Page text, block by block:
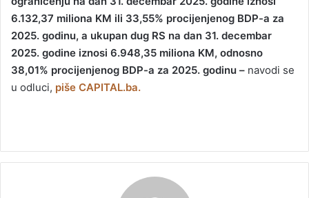
6.132,37 miliona KM ili 33,55% procijenjenog BDP-a za
2025. godinu, a ukupan dug RS na dan 31. decembar
2025. godine iznosi 6.948,35 miliona KM, odnosno
38,01% procijenjenog BDP-a za 2025. godinu – navodi se
u odluci, piše CAPITAL.ba.